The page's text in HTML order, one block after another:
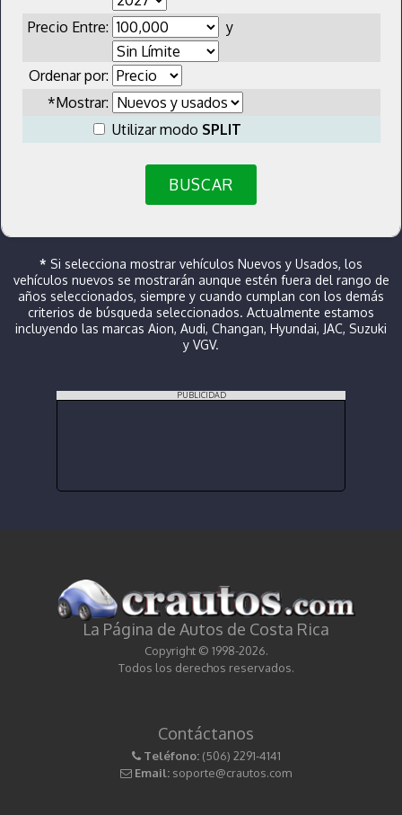
Precio Entre: y
Ordenar por:
*Mostrar:
Utilizar modo SPLIT
BUSCAR
* Si selecciona mostrar vehículos Nuevos y Usados, los
vehículos nuevos se mostrarán aunque estén fuera del rango de
años seleccionados, siempre y cuando cumplan con los demás
criterios de búsqueda seleccionados. Actualmente estamos
incluyendo las marcas Aion, Audi, Changan, Hyundai, JAC, Suzuki
y VGV.
PUBLICIDAD
La Página de Autos de Costa Rica
Copyright © 1998-2026.
Todos los derechos reservados.
Contáctanos
Teléfono: (506) 2291-4141
Email: soporte@crautos.com